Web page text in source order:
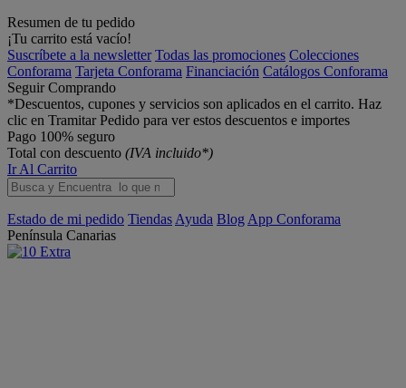
Resumen de tu pedido
¡Tu carrito está vacío!
Suscríbete a la newsletter Todas las promociones Colecciones
Conforama Tarjeta Conforama Financiación Catálogos Conforama
Seguir Comprando
*Descuentos, cupones y servicios son aplicados en el carrito. Haz
clic en Tramitar Pedido para ver estos descuentos e importes
Pago 100% seguro
Total con descuento (IVA incluido*)
Ir Al Carrito
Estado de mi pedido Tiendas Ayuda Blog App Conforama
Península Canarias